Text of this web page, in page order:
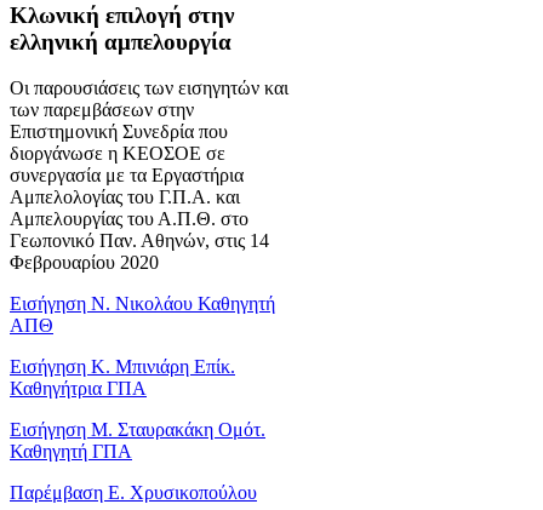
Κλωνική επιλογή στην
ελληνική αμπελουργία
Οι παρουσιάσεις των εισηγητών και
των παρεμβάσεων στην
Επιστημονική Συνεδρία που
διοργάνωσε η ΚΕΟΣΟΕ σε
συνεργασία με τα Εργαστήρια
Αμπελολογίας του Γ.Π.Α. και
Αμπελουργίας του Α.Π.Θ. στο
Γεωπονικό Παν. Αθηνών, στις 14
Φεβρουαρίου 2020
Εισήγηση Ν. Νικολάου Καθηγητή
ΑΠΘ
Εισήγηση Κ. Μπινιάρη Επίκ.
Καθηγήτρια ΓΠΑ
Εισήγηση Μ. Σταυρακάκη Ομότ.
Καθηγητή ΓΠΑ
Παρέμβαση Ε. Χρυσικοπούλου